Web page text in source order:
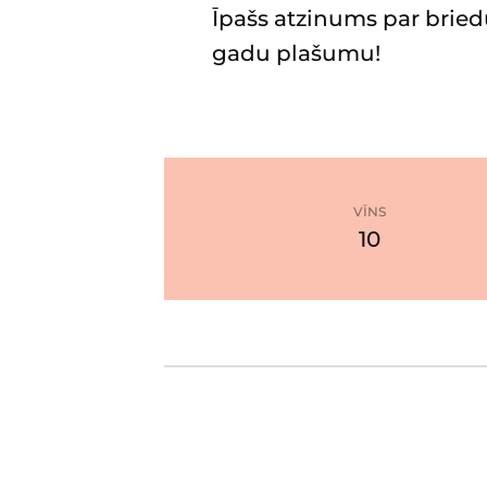
Īpašs atzinums par
gadu plašumu!
VĪNS
10